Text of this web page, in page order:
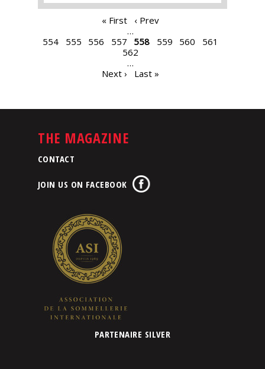
« First
‹ Prev
…
554
555 556 557 558 559 560
561
562
…
Next ›
Last »
THE MAGAZINE
CONTACT
JOIN US ON FACEBOOK
PARTENAIRE SILVER